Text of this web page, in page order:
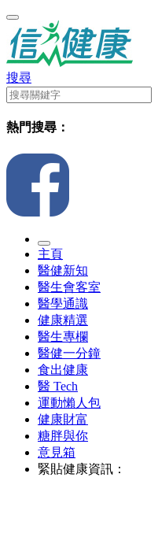
搜尋
熱門搜尋：
主頁
醫健新知
醫生會客室
醫學通識
健康精選
醫生專欄
醫健一分鐘
食出健康
醫 Tech
運動懶人包
健康財富
糖胖與你
意見箱
緊貼健康資訊：